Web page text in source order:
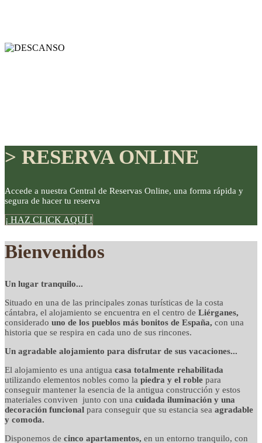
DISFRUTE
detalles cuidados con
mimo
> RESERVA ONLINE
Accede a nuestra Central de Reservas Online, una forma rápida y
segura de hacer tu reserva
¡ HAZ CLICK AQUÍ !
Bienvenidos
Un lugar tranquilo...
Situado en una de las principales zonas turísticas de la costa
cántabra, el alojamiento se encuentra en el centro de Liérganes,
considerado uno de los pueblos más bonitos de España, con una
historia que se respira en cada uno de sus rincones.
Un agradable alojamiento para disfrutar de sus vacaciones...
El alojamiento es una antigua casa totalmente rehabilitada
utilizando elementos nobles como la piedra y el roble para
conseguir mantener la esencia de la antigua construcción y estos
materiales conviven junto con una cuidada iluminación y una
decoración funcional para conseguir que su estancia sea agradable
y comoda.
Disponemos de cinco apartamentos, en un entorno tranquilo, con